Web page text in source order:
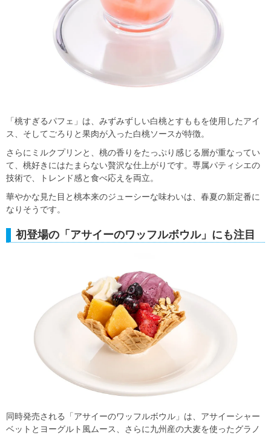
「桃すぎるパフェ」は、みずみずしい白桃とすももを使用したアイ
ス、そしてごろりと果肉が入った白桃ソースが特徴。
さらにミルクプリンと、桃の香りをたっぷり感じる層が重なってい
て、桃好きにはたまらない贅沢な仕上がりです。専属パティシエの
技術で、トレンド感と食べ応えを両立。
華やかな見た目と桃本来のジューシーな味わいは、春夏の新定番に
なりそうです。
初登場の「アサイーのワッフルボウル」にも注目
同時発売される「アサイーのワッフルボウル」は、アサイーシャー
ベットとヨーグルト風ムース、さらに九州産の大麦を使ったグラノ